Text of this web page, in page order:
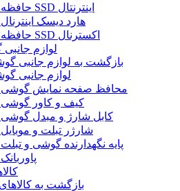
حافظه SSD اینترنتال
هارد دیسک اینترنال
حافظه SSD اکسترنال
لوازم
بازگشت به لوازم جانبی
لوازم جانبی
محافظ صفحه نمایش گوشی
کیف و کاور گوشی
کابل شارژ و مبدل گوشی
شارژر تبلت و موبایل
پایه نگهدارنده گوشی و تبلت
پاوربانک
بازگشت به